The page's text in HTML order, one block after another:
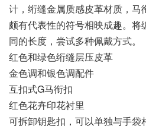
计，绗缝金属质感皮革材质，
颇有代表性的符号相映成趣。
同的长度，尝试多种佩戴方式。
红色和绿色绗缝层压皮革
金色调和银色调配件
互扣式G马衔扣
红色花卉印花衬里
可拆卸钥匙扣，可以单独与手袋